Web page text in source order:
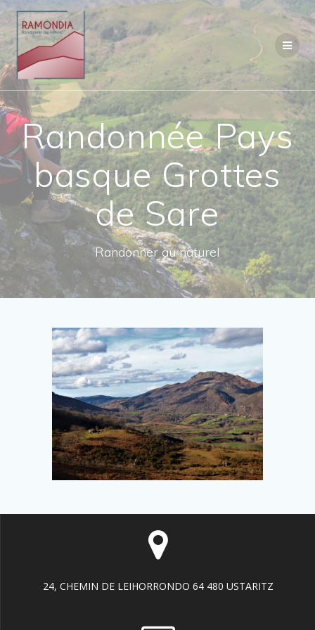
contenu
Randonnée Pays
basque Grottes
de Sare
Randonner au naturel
24, CHEMIN DE LEIHORRONDO 64 480 USTARITZ